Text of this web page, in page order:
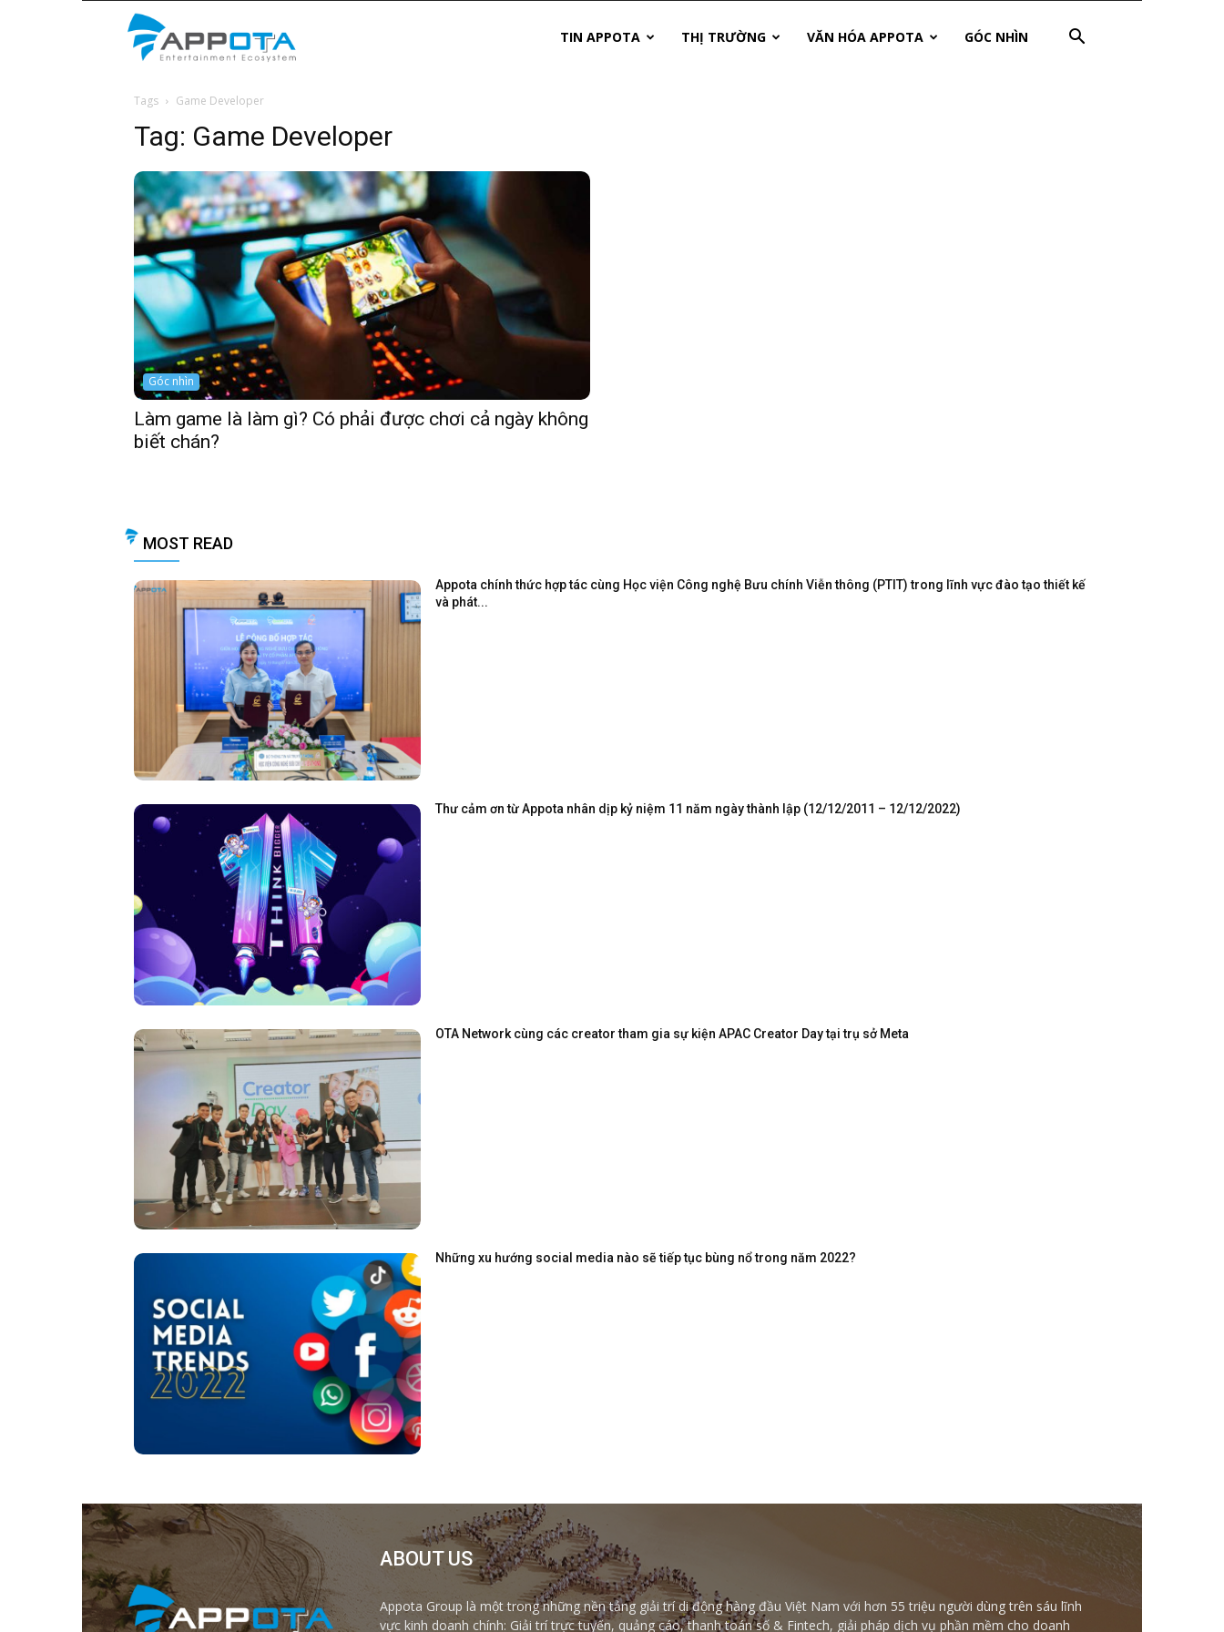
TIN APPOTA THỊ TRƯỜNG VĂN HÓA APPOTA GÓC NHÌN
Tags Game Developer
Tag: Game Developer
Góc nhìn
Làm game là làm gì? Có phải được chơi cả ngày không
biết chán?
MOST READ
Appota chính thức hợp tác cùng Học viện Công nghệ Bưu chính Viễn thông (PTIT) trong lĩnh vực đào tạo thiết kế
và phát...
Thư cảm ơn từ Appota nhân dịp kỷ niệm 11 năm ngày thành lập (12/12/2011 – 12/12/2022)
OTA Network cùng các creator tham gia sự kiện APAC Creator Day tại trụ sở Meta
Những xu hướng social media nào sẽ tiếp tục bùng nổ trong năm 2022?
ABOUT US
Appota Group là một trong những nền tảng giải trí di động hàng đầu Việt Nam với hơn 55 triệu người dùng trên sáu lĩnh
vực kinh doanh chính: Giải trí trực tuyến, quảng cáo, thanh toán số & Fintech, giải pháp dịch vụ phần mềm cho doanh